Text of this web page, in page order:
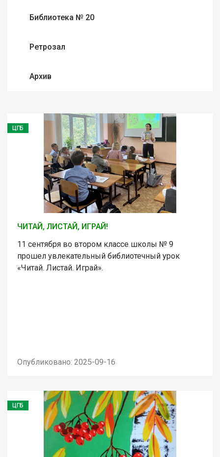
Библиотека № 20
Ретрозал
Архив
ЦГБ
ЧИТАЙ, ЛИСТАЙ, ИГРАЙ!
11 сентября во втором классе школы № 9
прошел увлекательный библиотечный урок
«Читай. Листай. Играй».
Опубликовано: 2025-09-16
ЦГБ